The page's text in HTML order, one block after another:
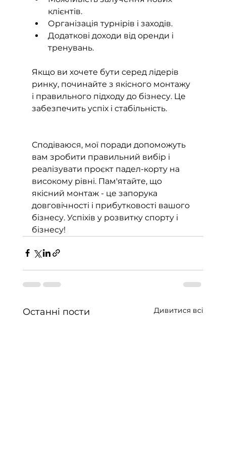
клієнтів.
Організація турнірів і заходів.
Додаткові доходи від оренди і
тренувань.
Якщо ви хочете бути серед лідерів
ринку, починайте з якісного монтажу
і правильного підходу до бізнесу. Це
забезпечить успіх і стабільність.
Сподіваюся, мої поради допоможуть
вам зробити правильний вибір і
реалізувати проєкт падел-корту на
високому рівні. Пам'ятайте, що
якісний монтаж - це запорука
довговічності і прибутковості вашого
бізнесу. Успіхів у розвитку спорту і
бізнесу!
Останні пости Дивитися всі